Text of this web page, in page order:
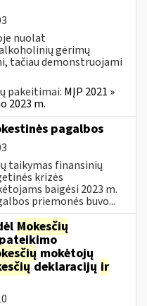
nuolat
gėrimų
tačiau demonstruojami
pakeitimai: MĮP 2021 »
2023 m.
pagalbos
taikymas finansinių
krizės
baigėsi 2023 m.
priemonės buvo...
Mokesčių
mokėtojų
deklaracijų ir